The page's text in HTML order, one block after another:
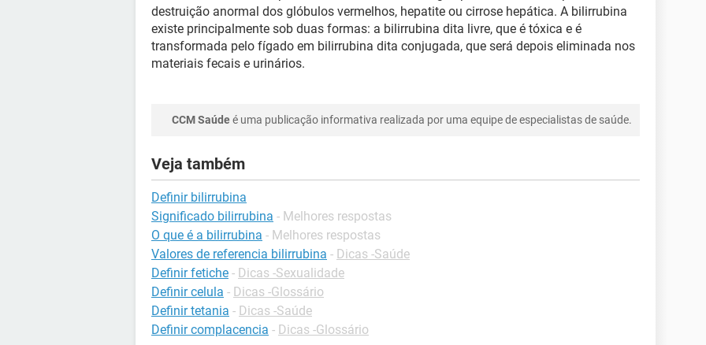
destruição anormal dos glóbulos vermelhos, hepatite ou cirrose hepática. A bilirrubina
existe principalmente sob duas formas: a bilirrubina dita livre, que é tóxica e é
transformada pelo fígado em bilirrubina dita conjugada, que será depois eliminada nos
materiais fecais e urinários.
CCM Saúdeé uma publicação informativa realizada por uma equipe de especialistas de saúde.
Veja também
Definir bilirrubina
Significado bilirrubina - Melhores respostas
O que é a bilirrubina - Melhores respostas
Valores de referencia bilirrubina - Dicas -Saúde
Definir fetiche - Dicas -Sexualidade
Definir celula - Dicas -Glossário
Definir tetania - Dicas -Saúde
Definir complacencia - Dicas -Glossário